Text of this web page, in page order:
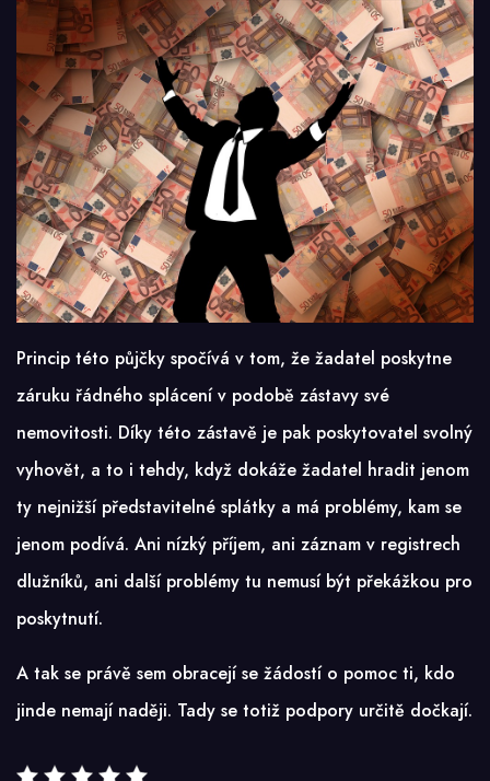
Princip této půjčky spočívá v tom, že žadatel poskytne
záruku řádného splácení v podobě zástavy své
nemovitosti. Díky této zástavě je pak poskytovatel svolný
vyhovět, a to i tehdy, když dokáže žadatel hradit jenom
ty nejnižší představitelné splátky a má problémy, kam se
jenom podívá. Ani nízký příjem, ani záznam v registrech
dlužníků, ani další problémy tu nemusí být překážkou pro
poskytnutí.
A tak se právě sem obracejí se žádostí o pomoc ti, kdo
jinde nemají naději. Tady se totiž podpory určitě dočkají.